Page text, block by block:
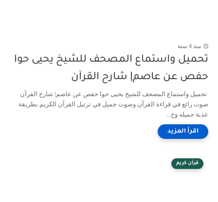
منذ 4 سنة
تحميل واستماع المصحف للشيخ يحيى حوا
حفص عن عاصم| شارح القرآن
تحميل واستماع المصحف للشيخ يحيى حوا حفص عن عاصم| شارح القرآن
صوت رائع في قراءة القرآن وصوت جميل في ترتيل القرآن الكريم بطريقة
عذبة جميله وخ...
قرآن كريم